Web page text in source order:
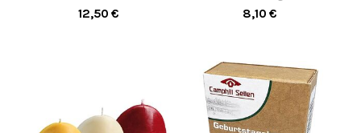
12,50 €
von Weckelweiler
Gemeinschaften
8,10 €